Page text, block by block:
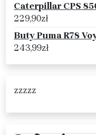
Caterpillar CPS
229,90zł
Buty Puma R78
243,99zł
zzzzz